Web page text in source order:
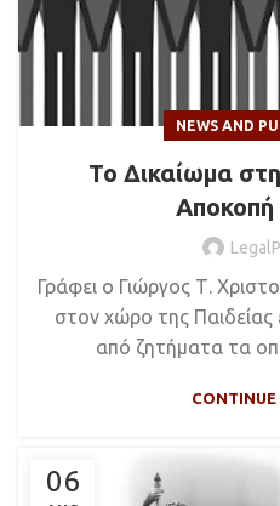
NEWS AND
Το Δικαίωμα
Γράφει ο Γιώργος Τ.
στον χώρο της Παιδείας
από ζητήματα τα
CONTINUE
06